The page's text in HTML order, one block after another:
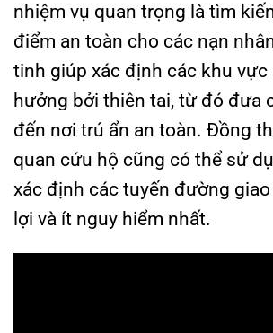
nhiệm vụ quan trọng là tìm
điểm an toàn cho các nạn
tinh giúp xác định các khu vực
hưởng bởi thiên tai, từ đó đưa
đến nơi trú ẩn an toàn. Đồng
quan cứu hộ cũng có thể sử
xác định các tuyến đường
lợi và ít nguy hiểm nhất.